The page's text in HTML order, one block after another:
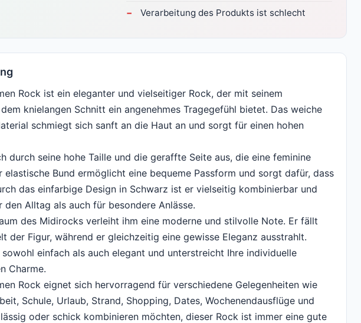
Verarbeitung des Produkts ist schlecht
Rock ist ein eleganter und vielseitiger Rock, der mit seinem
knielangen Schnitt ein angenehmes Tragegefühl bietet. Das weiche
schmiegt sich sanft an die Haut an und sorgt für einen hohen
durch seine hohe Taille und die geraffte Seite aus, die eine feminine
elastische Bund ermöglicht eine bequeme Passform und sorgt dafür, dass
das einfarbige Design in Schwarz ist er vielseitig kombinierbar und
Alltag als auch für besondere Anlässe.
des Midirocks verleiht ihm eine moderne und stilvolle Note. Er fällt
der Figur, während er gleichzeitig eine gewisse Eleganz ausstrahlt.
einfach als auch elegant und unterstreicht Ihre individuelle
Charme.
Rock eignet sich hervorragend für verschiedene Gelegenheiten wie
Schule, Urlaub, Strand, Shopping, Dates, Wochenendausflüge und
oder schick kombinieren möchten, dieser Rock ist immer eine gute